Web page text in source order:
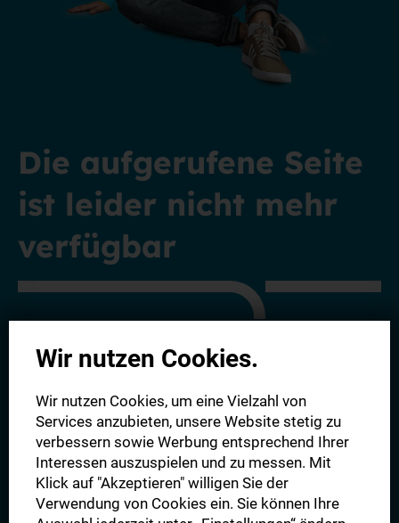
Die aufgerufene Seite
ist leider nicht mehr
verfügbar
Digitalen Zeitung bis hin zu unserem Komplettpaket.
freuen uns auf Sie!
Alle Angebote
Wir nutzen Cookies.
Wir nutzen Cookies, um eine Vielzahl von
Services anzubieten, unsere Website stetig zu
verbessern sowie Werbung entsprechend Ihrer
Interessen auszuspielen und zu messen. Mit
Klick auf "Akzeptieren" willigen Sie der
Verwendung von Cookies ein. Sie können Ihre